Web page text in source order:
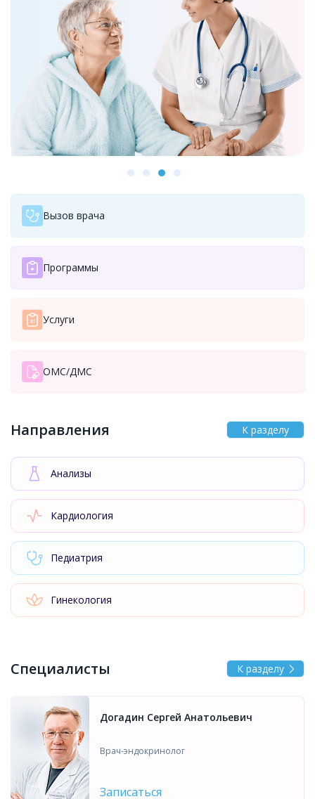
Вызов врача на дом
Программы
Услуги
ОМС/ДМС
Направления К разделу
Анализы
Кардиология
Педиатрия
Гинекология
Специалисты К разделу
Догадин Сергей Анатольевич
Врач-эндокринолог
Записаться